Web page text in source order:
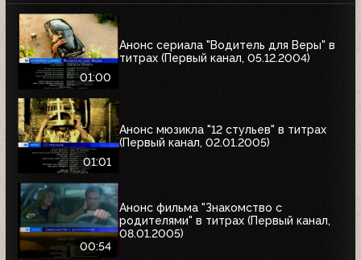
01:00
Анонс сериала "Водитель для Веры" в
титрах (Первый канал, 05.12.2004)
01:01
Анонс мюзикла "12 стульев" в титрах
(Первый канал, 02.01.2005)
00:54
Анонс фильма "Знакомство с
родителями" в титрах (Первый канал,
08.01.2005)